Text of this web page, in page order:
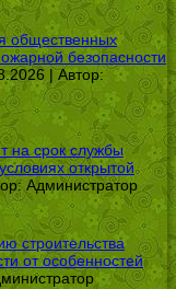
общественных
безопасности
| Автор:
на срок службы
открытой
Администратор
строительства
от особенностей